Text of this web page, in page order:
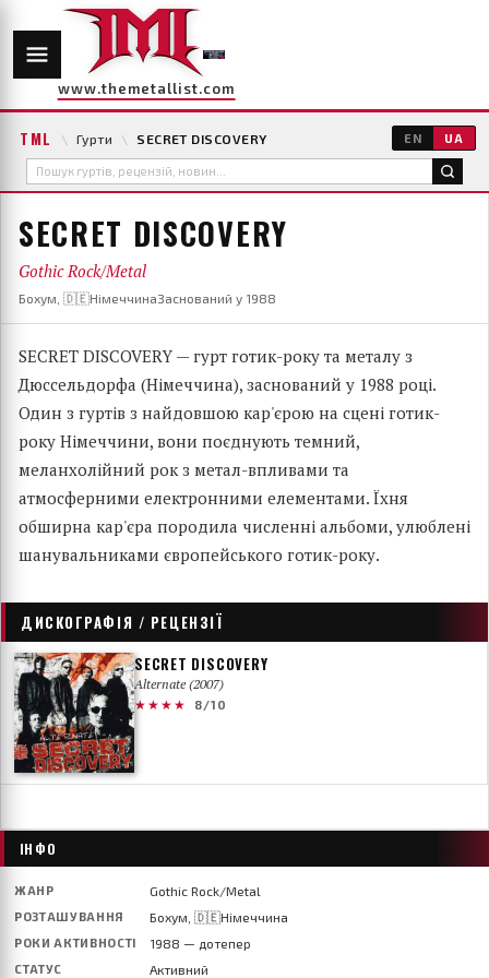
www.themetallist.com
TML \ Гурти \ SECRET DISCOVERY EN UA
SECRET DISCOVERY
Gothic Rock/Metal
Бохум, 🇩🇪НімеччинаЗаснований у 1988
SECRET DISCOVERY — гурт готик-року та металу з
Дюссельдорфа (Німеччина), заснований у 1988 році.
Один з гуртів з найдовшою кар'єрою на сцені готик-
року Німеччини, вони поєднують темний,
меланхолійний рок з метал-впливами та
атмосферними електронними елементами. Їхня
обширна кар'єра породила численні альбоми, улюблені
шанувальниками європейського готик-року.
ДИСКОГРАФІЯ / РЕЦЕНЗІЇ
SECRET DISCOVERY
Alternate (2007)
★★★★
8/10
ІНФО
ЖАНР Gothic Rock/Metal
РОЗТАШУВАННЯ Бохум, 🇩🇪Німеччина
РОКИ АКТИВНОСТІ 1988 — дотепер
СТАТУС Активний